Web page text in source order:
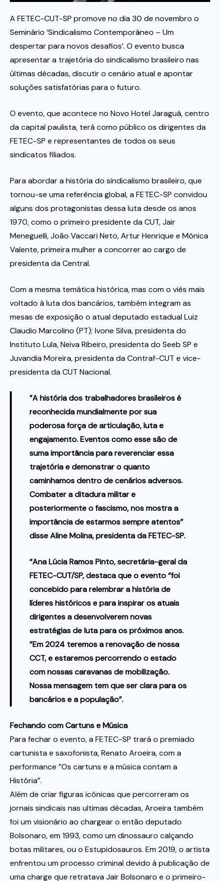
Financeiras e Cooperativas
A FETEC-CUT-SP promove no dia 30 de novembro o
Seminário ‘Sindicalismo Contemporâneo – Um
despertar para novos desafios’. O evento busca
apresentar a trajetória do sindicalismo brasileiro nas
últimas décadas, discutir o cenário atual e apontar
soluções satisfatórias para o futuro.
O evento, que acontece no Novo Hotel Jaraguá, centro
da capital paulista, terá como público os dirigentes da
FETEC-SP e representantes de todos os seus
sindicatos filiados.
Para abordar a história do sindicalismo brasileiro, que
tornou-se uma referência global, a FETEC-SP convidou
alguns dos protagonistas dessa luta desde os anos
1970, como o primeiro presidente da CUT, Jair
Meneguelli, João Vaccari Neto, Artur Henrique e Mônica
Valente, primeira mulher a concorrer ao cargo de
presidenta da Central.
Com a mesma temática histórica, mas com o viés mais
voltado à luta dos bancários, também integram as
mesas de exposição o atual deputado estadual Luiz
Claudio Marcolino (PT); Ivone Silva, presidenta do
Instituto Lula, Neiva Ribeiro, presidenta do Seeb SP e
Juvandia Moreira, presidenta da Contraf-CUT e vice-
presidenta da CUT Nacional.
”A história dos trabalhadores brasileiros é
reconhecida mundialmente por sua
poderosa força de articulação, luta e
engajamento. Eventos como esse são de
suma importância para reverenciar essa
trajetória e demonstrar o quanto
caminhamos dentro de cenários adversos.
Combater a ditadura militar e
posteriormente o fascismo, nos mostra a
importância de estarmos sempre atentos”
disse Aline Molina, presidenta da FETEC-SP.
“Ana Lúcia Ramos Pinto, secretária-geral da
FETEC-CUT/SP, destaca que o evento “foi
concebido para relembrar a história de
líderes históricos e para inspirar os atuais
dirigentes a desenvolverem novas
estratégias de luta para os próximos anos.
”Em 2024 teremos a renovação de nossa
CCT, e estaremos percorrendo o estado
com nossas caravanas de mobilização.
Nossa mensagem tem que ser clara para os
bancários e a população”.
Fechando com Cartuns e Música
Para fechar o evento, a FETEC-SP trará o premiado
cartunista e saxofonista, Renato Aroeira, com a
performance ”Os cartuns e a música contam a
História”.
Além de criar figuras icônicas que percorreram os
jornais sindicais nas ultimas décadas, Aroeira também
foi um visionário ao chargear o então deputado
Bolsonaro, em 1993, como um dinossauro calçando
botas militares, ou o Estupidosauros. Em 2019, o artista
enfrentou um processo criminal devido à publicação de
uma charge que retratava Jair Bolsonaro e o primeiro-